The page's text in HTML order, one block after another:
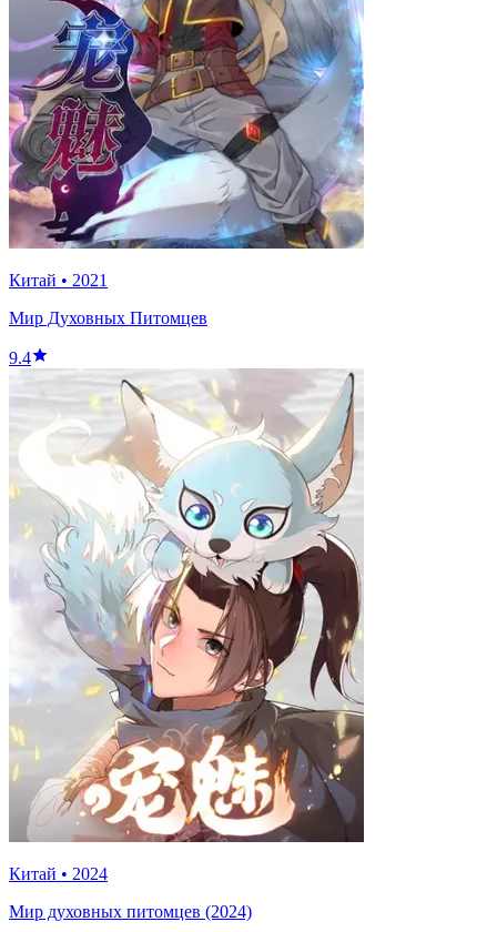
Китай • 2021
Мир Духовных Питомцев
9.4
Китай • 2024
Мир духовных питомцев (2024)